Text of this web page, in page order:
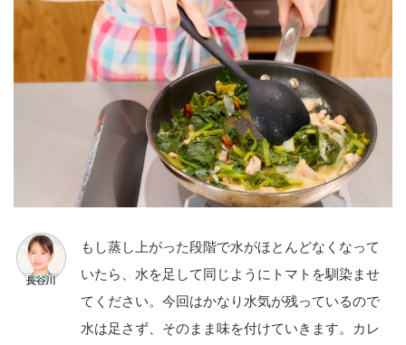
もし蒸し上がった段階で水がほとんどなくなって
いたら、水を足して同じようにトマトを馴染ませ
てください。今回はかなり水気が残っているので
水は足さず、そのまま味を付けていきます。カレ